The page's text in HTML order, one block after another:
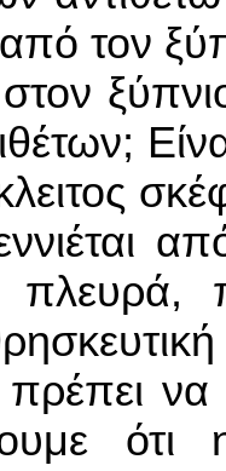
τον
να